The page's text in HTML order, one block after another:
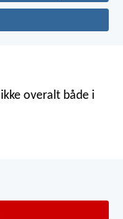
overalt både i